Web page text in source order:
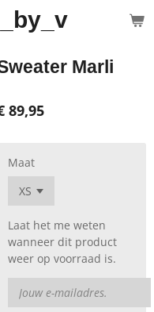
Marli
89,95
Maat
Laat het me weten
wanneer dit product
weer op voorraad is.